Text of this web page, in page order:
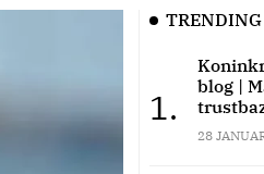
1.
blog |
28